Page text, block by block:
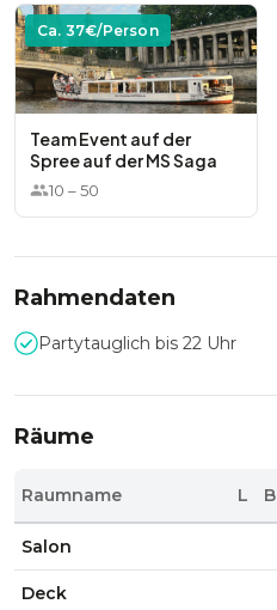
Ca. 37€/Person
Team Event auf der
Spree auf der MS Saga
10 –50
Rahmendaten
Partytauglich bis 22 Uhr
Räume
Raumname L B
Salon
Deck